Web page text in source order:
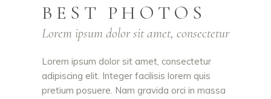
BEST PHOTOS
Lorem ipsum dolor sit amet, consectetur
Lorem ipsum dolor sit amet, consectetur
adipiscing elit. Integer facilisis lorem quis
pretium posuere. Nam gravida orci in massa